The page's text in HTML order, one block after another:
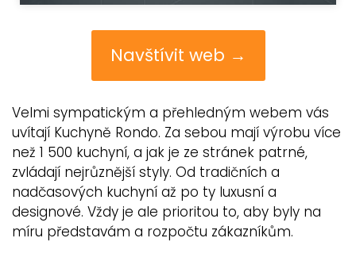
Navštívit web →
Velmi sympatickým a přehledným webem vás
uvítají Kuchyně Rondo. Za sebou mají výrobu více
než 1 500 kuchyní, a jak je ze stránek patrné,
zvládají nejrůznější styly. Od tradičních a
nadčasových kuchyní až po ty luxusní a
designové. Vždy je ale prioritou to, aby byly na
míru představám a rozpočtu zákazníkům.